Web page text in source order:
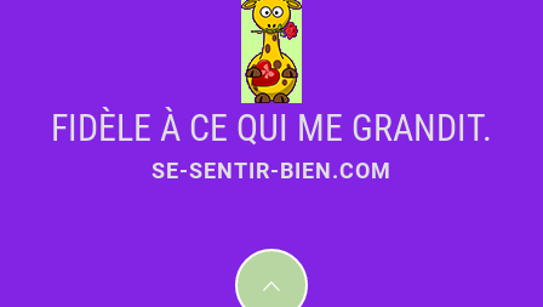
FIDÈLE À CE QUI ME GRANDIT.
SE-SENTIR-BIEN.COM